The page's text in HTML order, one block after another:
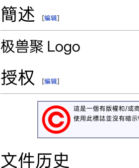
簡述 [编辑]
极兽聚 Logo
授权 [编辑]
這是一個有版權和/或
使用此標誌並沒有暗
文件历史